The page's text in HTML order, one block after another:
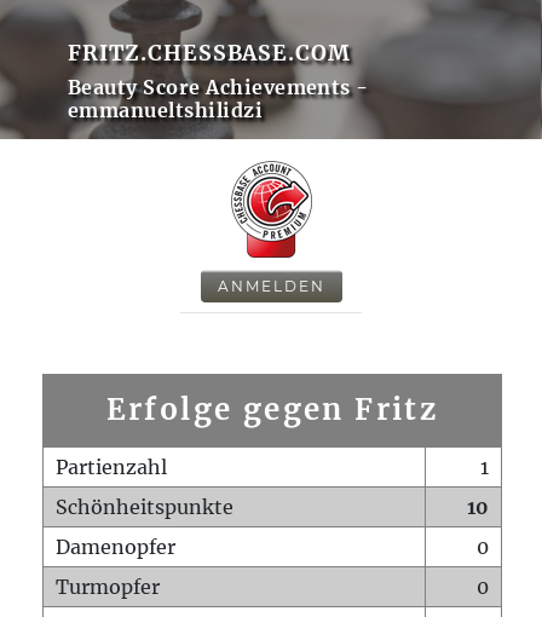
FRITZ.CHESSBASE.COM
Beauty Score Achievements -
emmanueltshilidzi
ANMELDEN
Erfolge gegen Fritz
Partienzahl
1
Schönheitspunkte
10
Damenopfer
0
Turmopfer
0